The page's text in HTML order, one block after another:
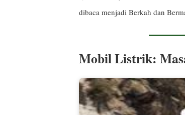
dibaca menjadi Berkah dan
Mobil Listrik: